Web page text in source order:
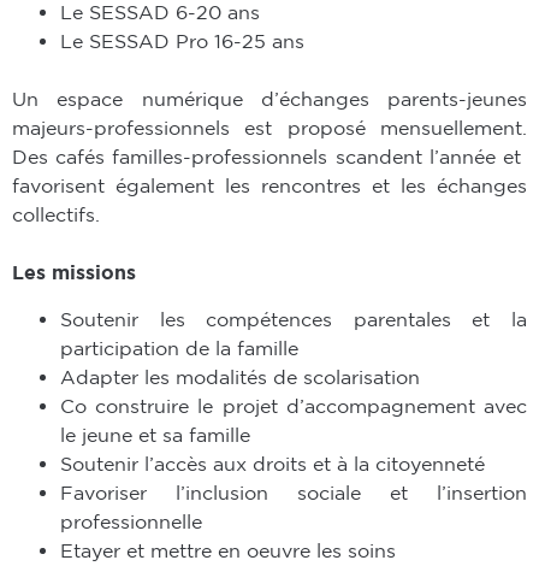
Le SESSAD 6-20 ans
Le SESSAD Pro 16-25 ans
Un espace numérique d’échanges parents-jeunes
majeurs-professionnels est proposé mensuellement.
Des cafés familles-professionnels scandent l’année et
favorisent également les rencontres et les échanges
collectifs.
Les missions
Soutenir les compétences parentales et la
participation de la famille
Adapter les modalités de scolarisation
Co construire le projet d’accompagnement avec
le jeune et sa famille
Soutenir l’accès aux droits et à la citoyenneté
Favoriser l’inclusion sociale et l’insertion
professionnelle
Etayer et mettre en oeuvre les soins